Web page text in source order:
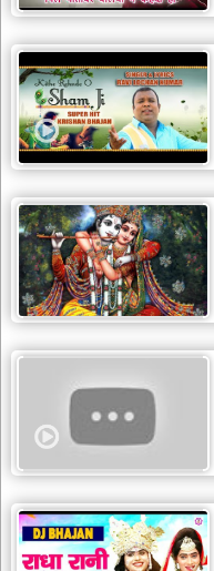
the
day
भजन
जोड़ें
add
bhajans